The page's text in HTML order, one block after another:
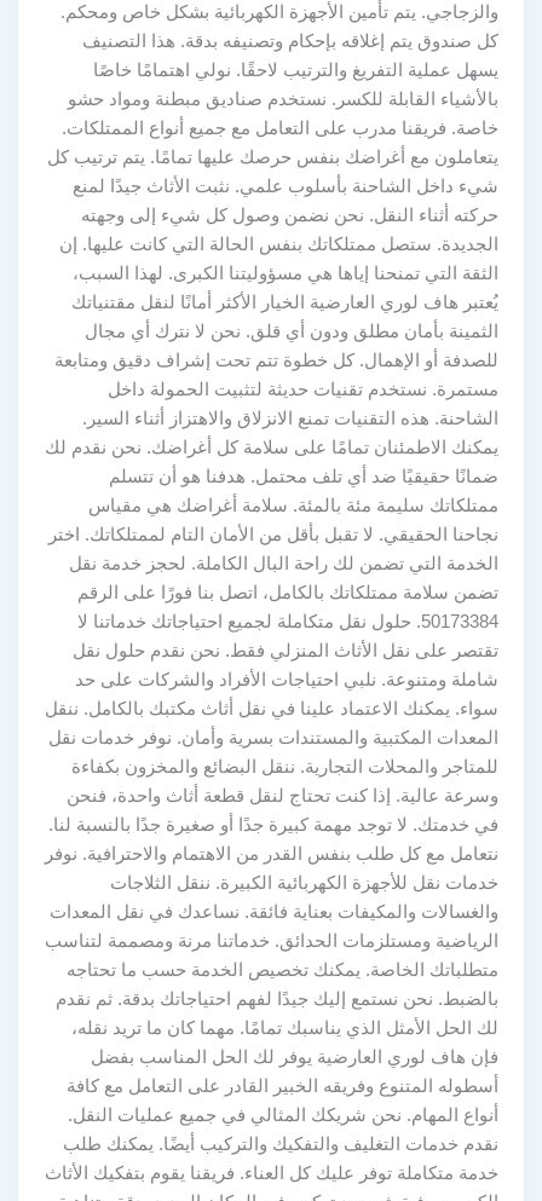
والزجاجي. يتم تأمين الأجهزة الكهربائية بشكل خاص ومحكم.
كل صندوق يتم إغلاقه بإحكام وتصنيفه بدقة. هذا التصنيف
يسهل عملية التفريغ والترتيب لاحقًا. نولي اهتمامًا خاصًا
بالأشياء القابلة للكسر. نستخدم صناديق مبطنة ومواد حشو
خاصة. فريقنا مدرب على التعامل مع جميع أنواع الممتلكات.
يتعاملون مع أغراضك بنفس حرصك عليها تمامًا. يتم ترتيب كل
شيء داخل الشاحنة بأسلوب علمي. نثبت الأثاث جيدًا لمنع
حركته أثناء النقل. نحن نضمن وصول كل شيء إلى وجهته
الجديدة. ستصل ممتلكاتك بنفس الحالة التي كانت عليها. إن
الثقة التي تمنحنا إياها هي مسؤوليتنا الكبرى. لهذا السبب،
يُعتبر هاف لوري العارضية الخيار الأكثر أمانًا لنقل مقتنياتك
الثمينة بأمان مطلق ودون أي قلق. نحن لا نترك أي مجال
للصدفة أو الإهمال. كل خطوة تتم تحت إشراف دقيق ومتابعة
مستمرة. نستخدم تقنيات حديثة لتثبيت الحمولة داخل
الشاحنة. هذه التقنيات تمنع الانزلاق والاهتزاز أثناء السير.
يمكنك الاطمئنان تمامًا على سلامة كل أغراضك. نحن نقدم لك
ضمانًا حقيقيًا ضد أي تلف محتمل. هدفنا هو أن تتسلم
ممتلكاتك سليمة مئة بالمئة. سلامة أغراضك هي مقياس
نجاحنا الحقيقي. لا تقبل بأقل من الأمان التام لممتلكاتك. اختر
الخدمة التي تضمن لك راحة البال الكاملة. لحجز خدمة نقل
تضمن سلامة ممتلكاتك بالكامل، اتصل بنا فورًا على الرقم
50173384. حلول نقل متكاملة لجميع احتياجاتك خدماتنا لا
تقتصر على نقل الأثاث المنزلي فقط. نحن نقدم حلول نقل
شاملة ومتنوعة. نلبي احتياجات الأفراد والشركات على حد
سواء. يمكنك الاعتماد علينا في نقل أثاث مكتبك بالكامل. ننقل
المعدات المكتبية والمستندات بسرية وأمان. نوفر خدمات نقل
للمتاجر والمحلات التجارية. ننقل البضائع والمخزون بكفاءة
وسرعة عالية. إذا كنت تحتاج لنقل قطعة أثاث واحدة، فنحن
في خدمتك. لا توجد مهمة كبيرة جدًا أو صغيرة جدًا بالنسبة لنا.
نتعامل مع كل طلب بنفس القدر من الاهتمام والاحترافية. نوفر
خدمات نقل للأجهزة الكهربائية الكبيرة. ننقل الثلاجات
والغسالات والمكيفات بعناية فائقة. نساعدك في نقل المعدات
الرياضية ومستلزمات الحدائق. خدماتنا مرنة ومصممة لتناسب
متطلباتك الخاصة. يمكنك تخصيص الخدمة حسب ما تحتاجه
بالضبط. نحن نستمع إليك جيدًا لفهم احتياجاتك بدقة. ثم نقدم
لك الحل الأمثل الذي يناسبك تمامًا. مهما كان ما تريد نقله،
فإن هاف لوري العارضية يوفر لك الحل المناسب بفضل
أسطوله المتنوع وفريقه الخبير القادر على التعامل مع كافة
أنواع المهام. نحن شريكك المثالي في جميع عمليات النقل.
نقدم خدمات التغليف والتفكيك والتركيب أيضًا. يمكنك طلب
خدمة متكاملة توفر عليك كل العناء. فريقنا يقوم بتفكيك الأثاث